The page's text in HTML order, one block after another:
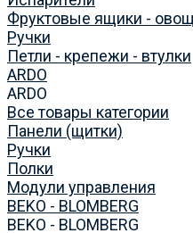
Фруктовые ящики -
Ручки
Петли - крепежи - втулки
ARDO
ARDO
Все товары категории
Панели (щитки)
Ручки
Полки
Модули управления
BEKO - BLOMBERG
BEKO - BLOMBERG